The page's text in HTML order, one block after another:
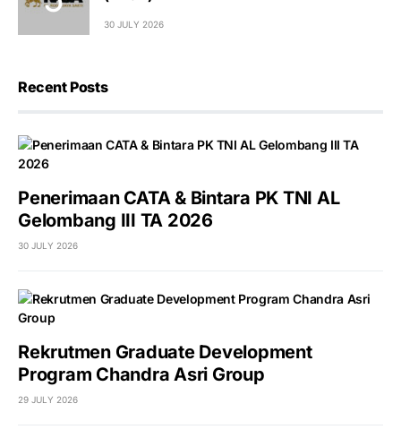
30 JULY 2026
Recent Posts
Penerimaan CATA & Bintara PK TNI AL
Gelombang III TA 2026
30 JULY 2026
Rekrutmen Graduate Development
Program Chandra Asri Group
29 JULY 2026